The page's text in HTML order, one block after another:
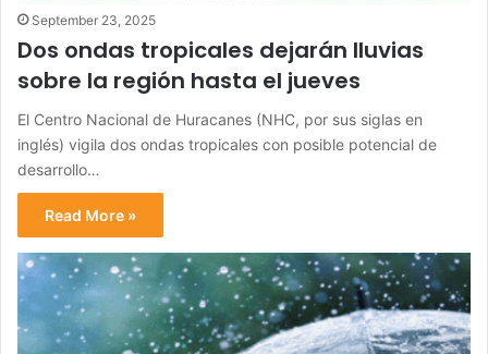
September 23, 2025
Dos ondas tropicales dejarán lluvias
sobre la región hasta el jueves
El Centro Nacional de Huracanes (NHC, por sus siglas en
inglés) vigila dos ondas tropicales con posible potencial de
desarrollo…
Read More »